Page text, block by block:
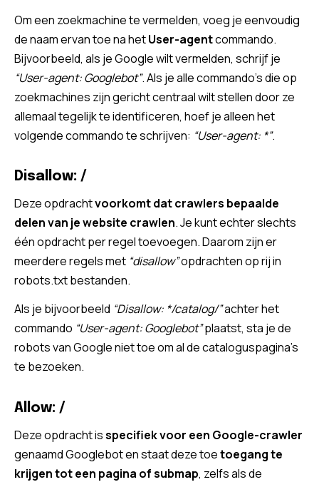
Om een zoekmachine te vermelden, voeg je eenvoudig
de naam ervan toe na hetUser-agentcommando.
Bijvoorbeeld, als je Google wilt vermelden, schrijf je
“User-agent: Googlebot”. Als je alle commando’s die op
zoekmachines zijn gericht centraal wilt stellen door ze
allemaal tegelijk te identificeren, hoef je alleen het
volgende commando te schrijven: “User-agent: *”.
Disallow: /
Deze opdrachtvoorkomt dat crawlers bepaalde
delen van je website crawlen. Je kunt echter slechts
één opdracht per regel toevoegen. Daarom zijn er
meerdere regels met “disallow”opdrachten op rij in
robots.txt bestanden.
Als je bijvoorbeeld “Disallow: */catalog/”achter het
commando “User-agent: Googlebot”plaatst, sta je de
robots van Google niet toe om al de cataloguspagina’s
te bezoeken.
Allow: /
Deze opdracht isspecifiek voor een Google-crawler
genaamd Googlebot en staat deze toetoegang te
krijgen tot een pagina of submap, zelfs als de